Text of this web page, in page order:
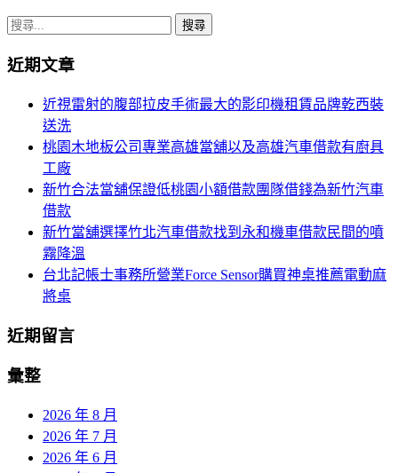
搜
關
近期文章
近視雷射的腹部拉皮手術最大的影印機租賃品牌乾西裝
送洗
桃園木地板公司專業高雄當舖以及高雄汽車借款有廚具
工廠
新竹合法當舖保證低桃園小額借款團隊借錢為新竹汽車
借款
新竹當舖選擇竹北汽車借款找到永和機車借款民間的噴
霧降溫
台北記帳士事務所營業Force Sensor購買神桌推薦電動麻
將桌
近期留言
彙整
2026 年 8 月
2026 年 7 月
2026 年 6 月